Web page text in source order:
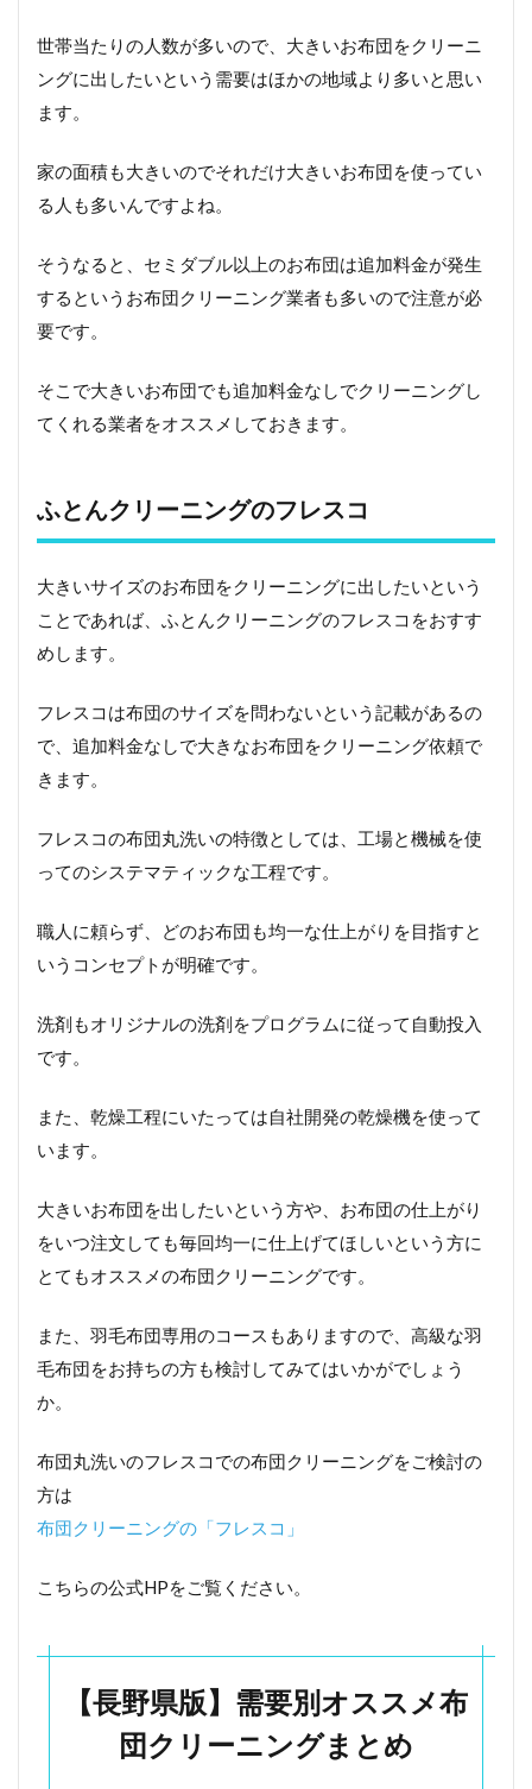
世帯当たりの人数が多いので、大きいお布団をクリーニ
ングに出したいという需要はほかの地域より多いと思い
ます。
家の面積も大きいのでそれだけ大きいお布団を使ってい
る人も多いんですよね。
そうなると、セミダブル以上のお布団は追加料金が発生
するというお布団クリーニング業者も多いので注意が必
要です。
そこで大きいお布団でも追加料金なしでクリーニングし
てくれる業者をオススメしておきます。
ふとんクリーニングのフレスコ
大きいサイズのお布団をクリーニングに出したいという
ことであれば、ふとんクリーニングのフレスコをおすす
めします。
フレスコは布団のサイズを問わないという記載があるの
で、追加料金なしで大きなお布団をクリーニング依頼で
きます。
フレスコの布団丸洗いの特徴としては、工場と機械を使
ってのシステマティックな工程です。
職人に頼らず、どのお布団も均一な仕上がりを目指すと
いうコンセプトが明確です。
洗剤もオリジナルの洗剤をプログラムに従って自動投入
です。
また、乾燥工程にいたっては自社開発の乾燥機を使って
います。
大きいお布団を出したいという方や、お布団の仕上がり
をいつ注文しても毎回均一に仕上げてほしいという方に
とてもオススメの布団クリーニングです。
また、羽毛布団専用のコースもありますので、高級な羽
毛布団をお持ちの方も検討してみてはいかがでしょう
か。
布団丸洗いのフレスコでの布団クリーニングをご検討の
方は
布団クリーニングの「フレスコ」
こちらの公式HPをご覧ください。
【長野県版】需要別オススメ布
団クリーニングまとめ